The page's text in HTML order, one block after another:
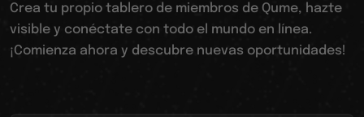
Crea tu propio tablero de miembros de Qume, hazte
visible y conéctate con todo el mundo en línea.
¡Comienza ahora y descubre nuevas oportunidades!